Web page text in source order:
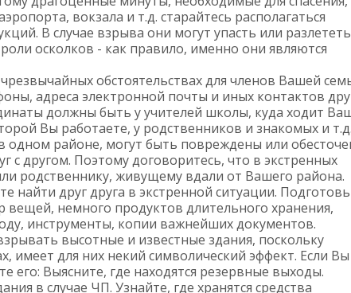
вокзала и т.д. старайтесь располагаться
В случае взрыва они могут упасть или
осколков - как правило, именно они являются
обстоятельствах для членов Вашей
адреса электронной почты и иных контактов
должны быть у учителей школы, куда ходит
Вы работаете, у родственников и знакомых и т.д.
одном районе, могут быть повреждены или
с другом. Поэтому договоритесь, что в экстренных
родственнику, живущему вдали от Вашего района.
найти друг друга в экстренной ситуации.
немного продуктов длительного хранения,
инструменты, копии важнейших документов.
высотные и известные здания, поскольку
имеет для них некий символический эффект. Если Вы
его: Выясните, где находятся резервные выходы.
в случае ЧП. Узнайте, где хранятся средства